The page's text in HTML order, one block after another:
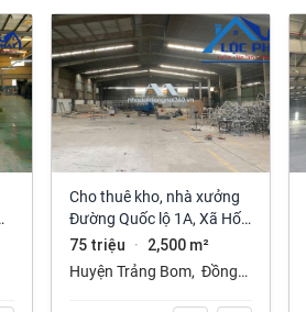
Cho thuê kho, nhà xưởng
Đường Quốc lộ 1A, Xã Hố
Nai 3, Trảng Bom, Đồng
Nai giá 75 Triệu
75 triệu · 2,500 m²
Huyện Trảng Bom, Đồng